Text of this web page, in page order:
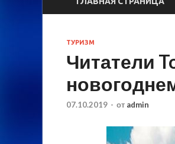
ТУРИЗМ
Читатели
07.10.2019 - от admin